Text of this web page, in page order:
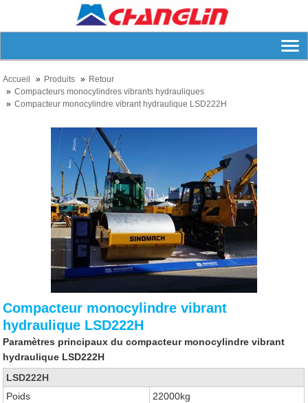
Accueil Produits
Retour
Compacteurs monocylindres vibrants hydrauliques
Compacteur monocylindre vibrant hydraulique LSD222H
Compacteur monocylindre vibrant
hydraulique LSD222H
Paramètres principaux du compacteur monocylindre vibrant
hydraulique LSD222H
LSD222H
Poids
22000kg